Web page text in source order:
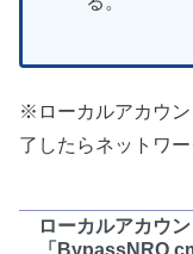
※ローカルアカウ
了したらネットワ
ローカルアカウ
「